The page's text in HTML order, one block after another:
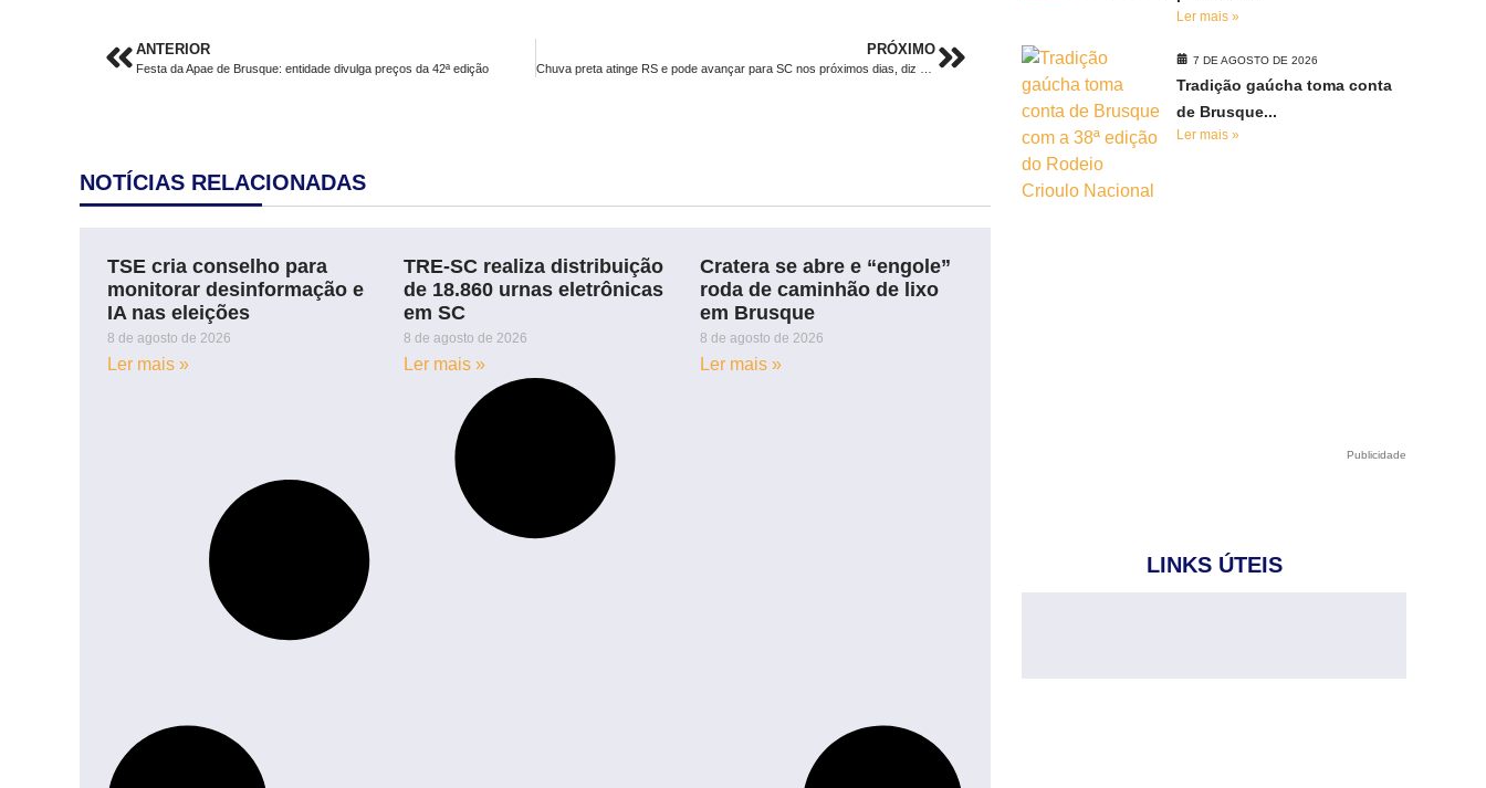
ANTERIOR
Festa da Apae de Brusque: entidade divulga preços da 42ª edição
PRÓXIMO
NOTÍCIAS RELACIONADAS
TSE cria conselho para
monitorar desinformação e
IA nas eleições
8 de agosto de 2026
Ler mais »
TRE-SC realiza distribuição
de 18.860 urnas eletrônicas
em SC
8 de agosto de 2026
Ler mais »
Cratera se abre e “engole”
roda de caminhão de lixo
em Brusque
8 de agosto de 2026
Ler mais »
Ler mais »
7 DE AGOSTO DE 2026
Tradição gaúcha toma conta
de Brusque...
Ler mais »
Publicidade
LINKS ÚTEIS